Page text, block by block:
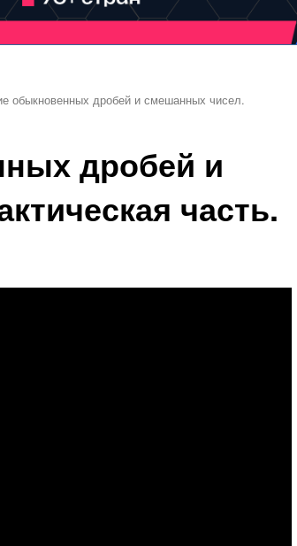
обыкновенных дробей и смешанных чисел.
дробей и
часть.